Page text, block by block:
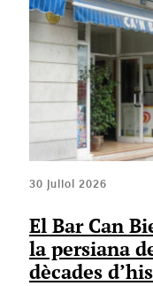
30 juliol 2026
El Bar Can
la persiana
dècades